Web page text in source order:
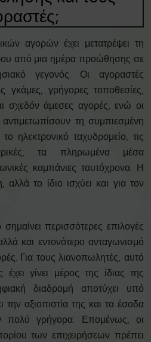
αγορών έχει μετατρέψει τη
από μια ημέρα προώθησης σε
γεγονός. Οι αγοραστές
γκάμες, γρήγορες τοποθεσίες,
σχεδόν άμεσες αγορές, ενώ οι
τη συμπιεσμένη
ηλεκτρονικό ταχυδρομείο, τις
τα πληρωμένα μέσα
καμπάνιες ταυτόχρονα. Η
αλλά το ίδιο ισχύει και για τον
περισσότερες επιλογές
και εντονότερο ανταγωνισμό
Για τους λιανοπωλητές, αυτό
έχει γίνει μέρος της ίδιας της
διαδρομή αποτύχει υπό
την αξιοπιστία της και τα έσοδα
πολύ γρήγορα. Επομένως, οι
των επιχειρήσεων πρέπει